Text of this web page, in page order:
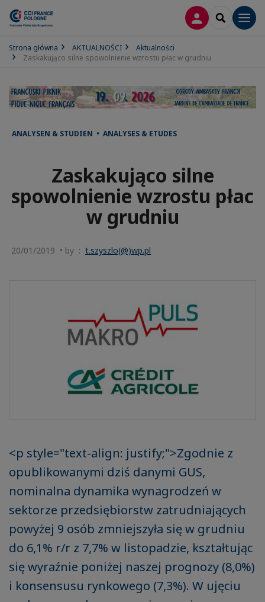
LOGOWANIE
SEARCH
Strona główna AKTUALNOŚCI
Aktualności
Zaskakująco silne spowolnienie wzrostu płac w grudniu
ANALYSEN & STUDIEN • ANALYSES & ETUDES
Zaskakująco silne
spowolnienie wzrostu płac
w grudniu
20/01/2019 • by : t.szyszlo(@)wp.pl
<p style="text-align: justify;">Zgodnie z
opublikowanymi dziś danymi GUS,
nominalna dynamika wynagrodzeń w
sektorze przedsiębiorstw zatrudniających
powyżej 9 osób zmniejszyła się w grudniu
do 6,1% r/r z 7,7% w listopadzie, kształtując
się wyraźnie poniżej naszej prognozy (8,0%)
i konsensusu rynkowego (7,3%). W ujęciu